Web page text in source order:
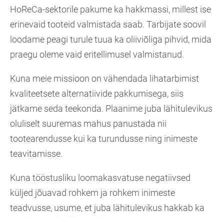
HoReCa-sektorile pakume ka hakkmassi, millest ise
erinevaid tooteid valmistada saab. Tarbijate soovil
loodame peagi turule tuua ka oliiviõliga pihvid, mida
praegu oleme vaid eritellimusel valmistanud.
Kuna meie missioon on vähendada lihatarbimist
kvaliteetsete alternatiivide pakkumisega, siis
jätkame seda teekonda. Plaanime juba lähitulevikus
oluliselt suuremas mahus panustada nii
tootearendusse kui ka turundusse ning inimeste
teavitamisse.
Kuna tööstusliku loomakasvatuse negatiivsed
küljed jõuavad rohkem ja rohkem inimeste
teadvusse, usume, et juba lähitulevikus hakkab ka